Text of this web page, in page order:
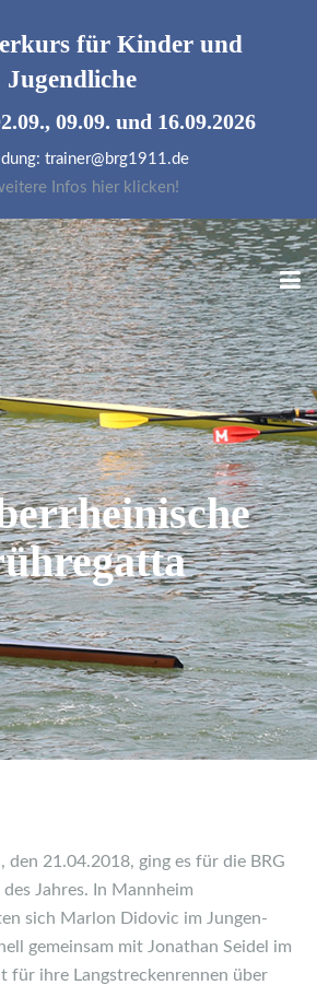
den 21.04.2018, ging es für die BRG
Jahres. In Mannheim
sich Marlon Didovic im Jungen-
gemeinsam mit Jonathan Seidel im
für ihre Langstreckenrennen über
für Kinder und
Jugendliche
09.09. und 16.09.2026
trainer@brg1911.de
Infos hier klicken!